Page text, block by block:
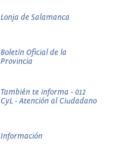
Lonja de Salamanca
Boletín Oficial de la
Provincia
También te informa - 012
CyL - Atención al Ciudadano
Información